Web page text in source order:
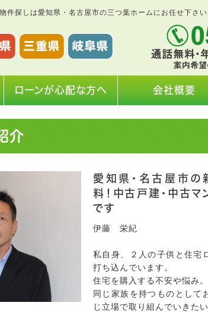
探しは愛知県・名古屋市の三つ葉ホームにお任せ下さい
ローンが心配な方へ 会社概要
介
愛知県・名古屋市
料！中古戸建・中古
です
伊藤 栄紀
私自身、２人の子供と住宅
打ち込んでいます。
住宅を購入する不安や悩み。
同じ家族を持つものとして
じ立場で取り組んでいきた